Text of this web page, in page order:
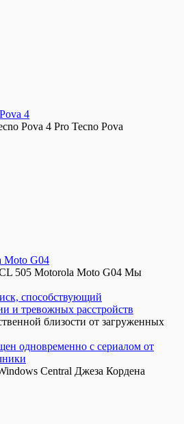
4
Pova 4 Pro Tecno Pova
Moto G04
505 Motorola Moto G04 Мы
способствующий
и тревожных расстройств
близости от загруженных
одновременно с сериалом от
Central Джеза Кордена